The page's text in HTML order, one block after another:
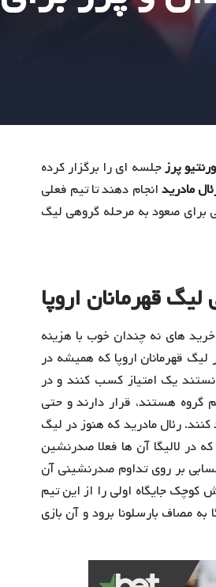
پرزجلسه ای را برگزار کرده
مادریدانجام دهند تا تیم فعلی
برای صعود به مرحله گروهی لیگ
قهرمانان اروپا
خود کرد، با خرید های نه چندان خوب با هزینه
قهرمانان اروپا که همیشه در
یک امتیاز کسب کنند و در
گروه هستند، قرار دارند و حتی
رئال مادرید که هنوز در لیگ
در لالیگا آن ها فعلا صدرنشین
بر روی تداوم صدرنشینی آن
کوچک جایگاه اولی را از این تیم
مصاف بارسلونا برود و آن بازی